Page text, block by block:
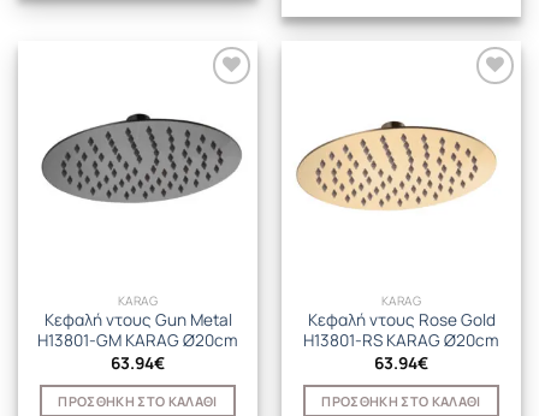
KARAG
Κεφαλή ντους Gun Metal
H13801-GM KARAG Ø20cm
63.94€
ΠΡΟΣΘΉΚΗ ΣΤΟ ΚΑΛΆΘΙ
KARAG
Κεφαλή ντους Rose Gold
H13801-RS KARAG Ø20cm
63.94€
ΠΡΟΣΘΉΚΗ ΣΤΟ ΚΑΛΆΘΙ